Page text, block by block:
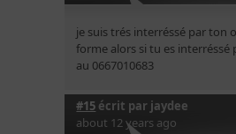
je suis trés interréssé par ton
forme alors si tu es
au 0667010683
#15 écrit par jaydee
about 12 years ago